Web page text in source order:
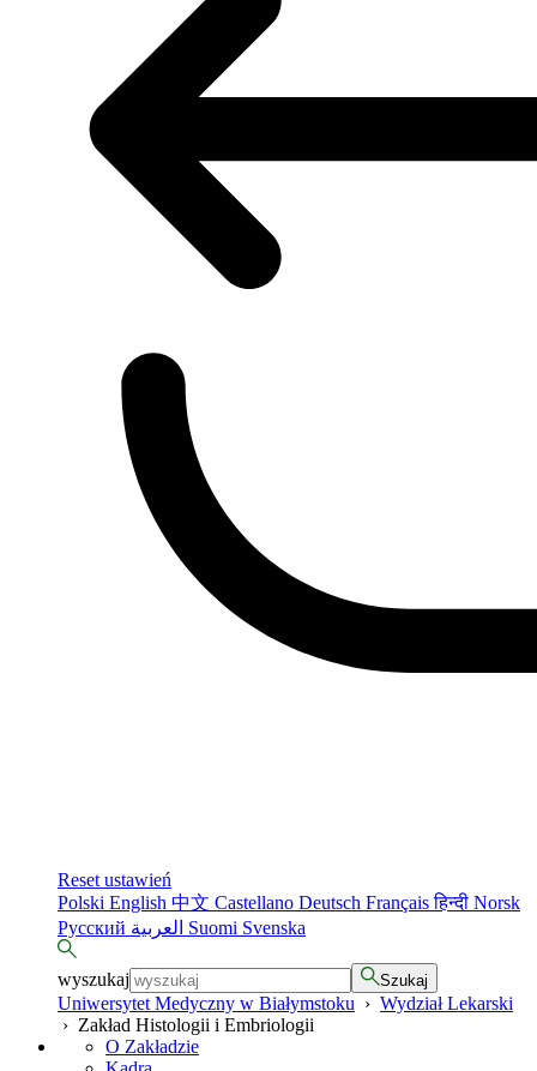
Reset ustawień
Polski English 中文 Castellano Deutsch Françaisहिन्दी Norsk
Русский
Suomi Svenska
wyszukaj Szukaj
Uniwersytet Medyczny w Białymstoku › Wydział Lekarski
› Zakład Histologii i Embriologii
O Zakładzie